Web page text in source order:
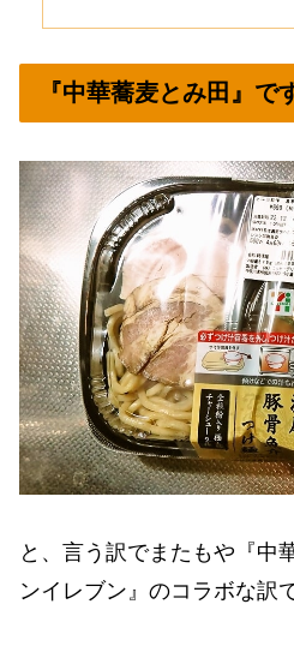
『中華蕎麦とみ田』で
と、言う訳でまたもや『中
ンイレブン』のコラボな訳